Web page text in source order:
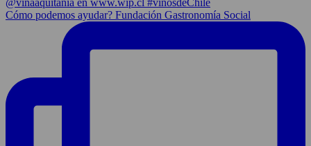
Cómo podemos ayudar? Fundación Gastronomía Social